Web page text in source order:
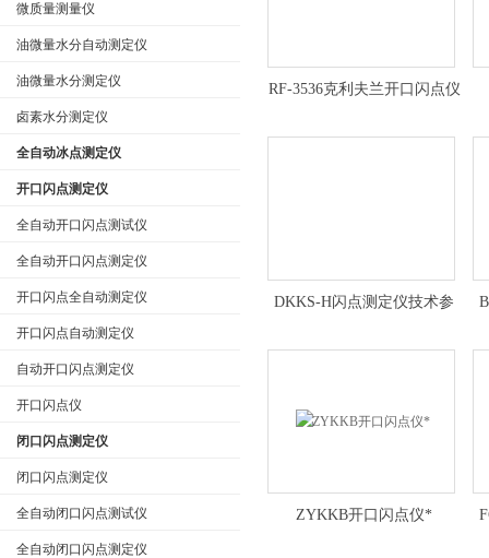
微质量测量仪
油微量水分自动测定仪
油微量水分测定仪
卤素水分测定仪
全自动冰点测定仪
开口闪点测定仪
全自动开口闪点测试仪
全自动开口闪点测定仪
开口闪点全自动测定仪
开口闪点自动测定仪
自动开口闪点测定仪
开口闪点仪
闭口闪点测定仪
闭口闪点测定仪
全自动闭口闪点测试仪
全自动闭口闪点测定仪
RF-3536克利夫兰开口闪点仪
DKKS-H闪点测定仪技术参
ZYKKB开口闪点仪*